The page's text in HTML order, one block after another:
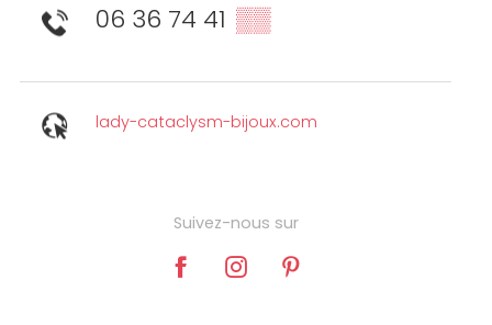
06 36 74 41 ▒▒
lady-cataclysm-bijoux.com
Suivez-nous sur